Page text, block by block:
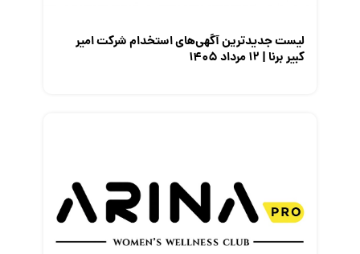
لیست جدیدترین آگهی‌های استخدام شرکت امیر
کبیر برنا | ۱۲ مرداد ۱۴۰۵